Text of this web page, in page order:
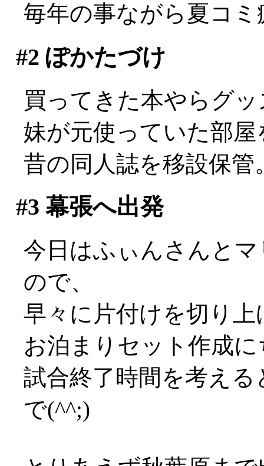
毎年の事ながら夏コ
#2 ぽかたづけ
買ってきた本やらグ
妹が元使っていた部
昔の同人誌を移設保管
#3 幕張へ出発
今日はふぃんさんと
ので、
早々に片付けを切り上
お泊まりセット作成
試合終了時間を考え
で(^^;)